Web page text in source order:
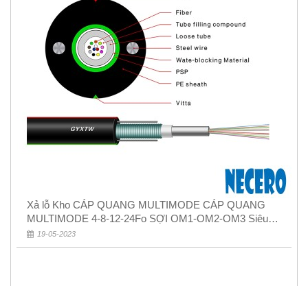
Xả lỗ Kho CÁP QUANG MULTIMODE CÁP QUANG
MULTIMODE 4-8-12-24Fo SỢI OM1-OM2-OM3 Siêu
Rẻ 5k
19-05-2023